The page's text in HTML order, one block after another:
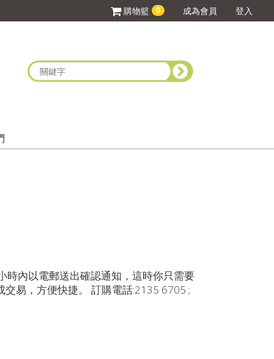
購物籃 0 成為會員 登入
時內以電郵送出確認通知，這時你只需要
易，方便快捷。 訂購電話:2135 6705 ;